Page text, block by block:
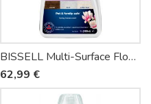
BISSELL Multi-Surface Floor Cleaning Solution – Détergent sols multi-surfaces 1 L x6
62,99 €